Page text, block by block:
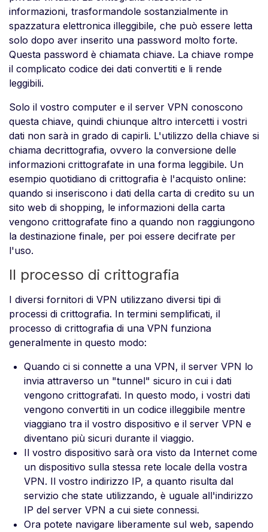
informazioni, trasformandole sostanzialmente in
spazzatura elettronica illeggibile, che può essere letta
solo dopo aver inserito una password molto forte.
Questa password è chiamata chiave. La chiave rompe
il complicato codice dei dati convertiti e li rende
leggibili.
Solo il vostro computer e il server VPN conoscono
questa chiave, quindi chiunque altro intercetti i vostri
dati non sarà in grado di capirli. L'utilizzo della chiave si
chiama decrittografia, ovvero la conversione delle
informazioni crittografate in una forma leggibile. Un
esempio quotidiano di crittografia è l'acquisto online:
quando si inseriscono i dati della carta di credito su un
sito web di shopping, le informazioni della carta
vengono crittografate fino a quando non raggiungono
la destinazione finale, per poi essere decifrate per
l'uso.
Il processo di crittografia
I diversi fornitori di VPN utilizzano diversi tipi di
processi di crittografia. In termini semplificati, il
processo di crittografia di una VPN funziona
generalmente in questo modo:
Quando ci si connette a una VPN, il server VPN lo
invia attraverso un "tunnel" sicuro in cui i dati
vengono crittografati. In questo modo, i vostri dati
vengono convertiti in un codice illeggibile mentre
viaggiano tra il vostro dispositivo e il server VPN e
diventano più sicuri durante il viaggio.
Il vostro dispositivo sarà ora visto da Internet come
un dispositivo sulla stessa rete locale della vostra
VPN. Il vostro indirizzo IP, a quanto risulta dal
servizio che state utilizzando, è uguale all'indirizzo
IP del server VPN a cui siete connessi.
Ora potete navigare liberamente sul web, sapendo